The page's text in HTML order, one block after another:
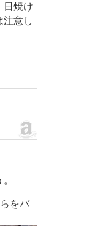
日焼け
注意し
をバ